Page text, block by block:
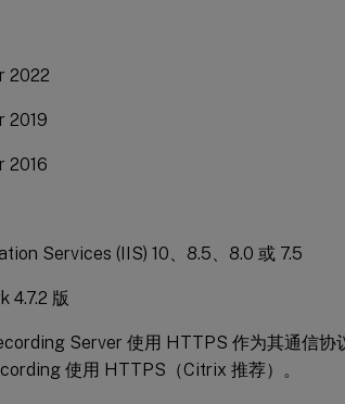
2022
2019
2016
Services (IIS) 10、8.5、8.0 或 7.5
4.7.2 版
Server 使用 HTTPS 作为其通信协
使用 HTTPS（Citrix 推荐）。